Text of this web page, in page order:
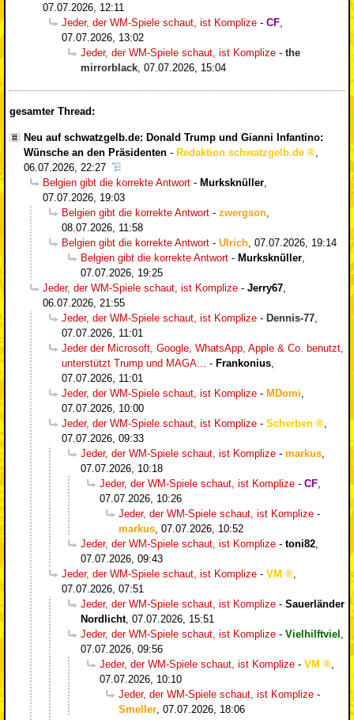
07.07.2026, 12:11
Jeder, der WM-Spiele schaut, ist Komplize - CF
07.07.2026, 13:02
Jeder, der WM-Spiele schaut, ist Komplize - the
mirrorblack 07.07.2026, 15:04
gesamter Thread:
Neu auf schwatzgelb.de: Donald Trump und Gianni Infantino:
Wünsche an den Präsidenten - Redaktion schwatzgelb.de
,
06.07.2026, 22:27
Belgien gibt die korrekte Antwort - Murksknüller,
07.07.2026, 19:03
Belgien gibt die korrekte Antwort - zwergson,
08.07.2026, 11:58
Belgien gibt die korrekte Antwort - Ulrich, 07.07.2026, 19:14
Belgien gibt die korrekte Antwort - Murksknüller,
07.07.2026, 19:25
Jeder, der WM-Spiele schaut, ist Komplize - Jerry67,
06.07.2026, 21:55
Jeder, der WM-Spiele schaut, ist Komplize - Dennis-77,
07.07.2026, 11:01
Jeder der Microsoft, Google, WhatsApp, Apple & Co. benutzt,
unterstützt Trump und MAGA... - Frankonius,
07.07.2026, 11:01
Jeder, der WM-Spiele schaut, ist Komplize - MDomi,
07.07.2026, 10:00
Jeder, der WM-Spiele schaut, ist Komplize - Scherben
,
07.07.2026, 09:33
Jeder, der WM-Spiele schaut, ist Komplize - markus,
07.07.2026, 10:18
Jeder, der WM-Spiele schaut, ist Komplize - CF,
07.07.2026, 10:26
Jeder, der WM-Spiele schaut, ist Komplize -
markus, 07.07.2026, 10:52
Jeder, der WM-Spiele schaut, ist Komplize - toni82,
07.07.2026, 09:43
Jeder, der WM-Spiele schaut, ist Komplize - VM
,
07.07.2026, 07:51
Jeder, der WM-Spiele schaut, ist Komplize - Sauerländer
Nordlicht, 07.07.2026, 15:51
Jeder, der WM-Spiele schaut, ist Komplize - Vielhilftviel ,
07.07.2026, 09:56
Jeder, der WM-Spiele schaut, ist Komplize - VM
,
07.07.2026, 10:10
Jeder, der WM-Spiele schaut, ist Komplize -
Smeller, 07.07.2026, 18:06